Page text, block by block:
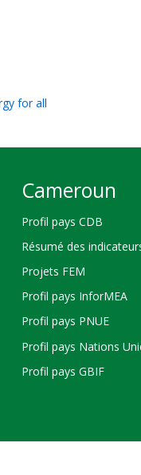
for all
Cameroun
Profil pays CDB
Résumé des
Projets FEM
Profil pays InforMEA
Profil pays PNUE
Profil pays Nations
Profil pays GBIF